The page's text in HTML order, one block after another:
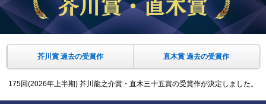
芥川賞 過去の受賞作 直木賞 過去の受賞作
175回(2026年上半期) 芥川龍之介賞・直木三十五賞の受賞作が決定しました。